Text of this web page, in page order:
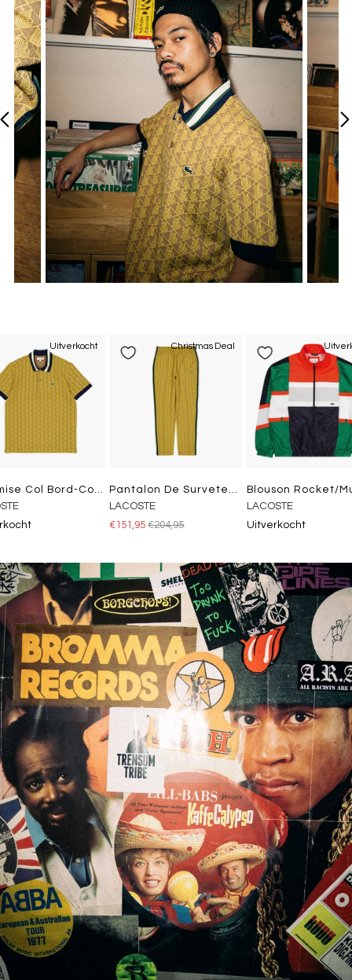
Uitverkocht Christmas Deal
LACOSTE
€151,95€204,95
LACOSTE
Uitverkocht